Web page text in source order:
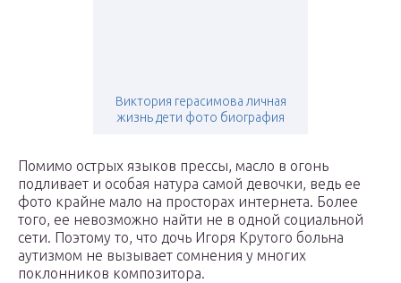
Виктория герасимова личная
жизнь дети фото биография
Помимо острых языков прессы, масло в огонь
подливает и особая натура самой девочки, ведь ее
фото крайне мало на просторах интернета. Более
того, ее невозможно найти не в одной социальной
сети. Поэтому то, что дочь Игоря Крутого больна
аутизмом не вызывает сомнения у многих
поклонников композитора.